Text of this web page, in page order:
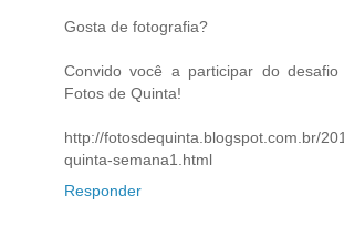
Gosta de fotografia?
Convido você a participar do
Fotos de Quinta!
http://fotosdequinta.blogspot.com.br/
quinta-semana1.html
Responder